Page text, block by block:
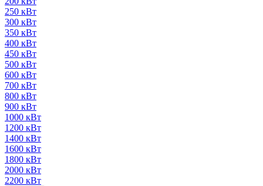
250 кВт
300 кВт
350 кВт
400 кВт
450 кВт
500 кВт
600 кВт
700 кВт
800 кВт
900 кВт
1000 кВт
1200 кВт
1400 кВт
1600 кВт
1800 кВт
2000 кВт
2200 кВт